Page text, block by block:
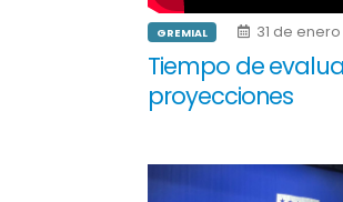
GREMIAL 31 de
Tiempo de
proyecciones